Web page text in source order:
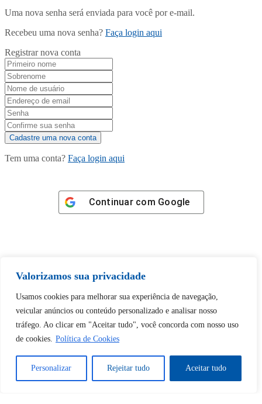
Valorizamos sua privacidade
Usamos cookies para melhorar sua experiência de navegação,
veicular anúncios ou conteúdo personalizado e analisar nosso
tráfego. Ao clicar em "Aceitar tudo", você concorda com nosso uso
de cookies. Política de Cookies
Personalizar Rejeitar tudo Aceitar tudo
Uma nova senha será enviada para você por e-mail.
Recebeu uma nova senha? Faça login aqui
Registrar nova conta
Tem uma conta? Faça login aqui
Continuar com Google
Tem certeza de que deseja
desbloquear esta publicação?
Desbloquear esquerda : 0
Sim Não